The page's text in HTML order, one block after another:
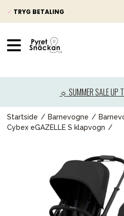
✓ TRYG BETALING
☼ SUMMER SALE UP
Startside Barnevogne
Cybex eGAZELLE S klapvogn
Baby
Legetøj
Mor &
Møbler &